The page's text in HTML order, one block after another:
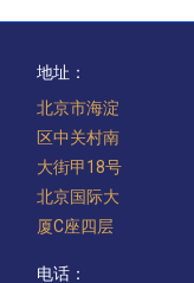
地址：
北京市海淀
区中关村南
大街甲18号
北京国际大
厦C座四层
电话：